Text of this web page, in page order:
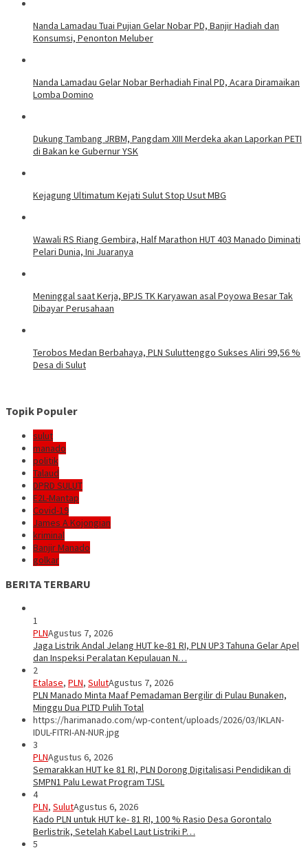
Nanda Lamadau Tuai Pujian Gelar Nobar PD, Banjir Hadiah dan
Konsumsi, Penonton Meluber
Nanda Lamadau Gelar Nobar Berhadiah Final PD, Acara Diramaikan
Lomba Domino
Dukung Tambang JRBM, Pangdam XIII Merdeka akan Laporkan PETI
di Bakan ke Gubernur YSK
Kejagung Ultimatum Kejati Sulut Stop Usut MBG
Wawali RS Riang Gembira, Half Marathon HUT 403 Manado Diminati
Pelari Dunia, Ini Juaranya
Meninggal saat Kerja, BPJS TK Karyawan asal Poyowa Besar Tak
Dibayar Perusahaan
Terobos Medan Berbahaya, PLN Suluttenggo Sukses Aliri 99,56 %
Desa di Sulut
Topik Populer
sulut
manado
politik
Talaud
DPRD SULUT
E2L-Mantap
Covid-19
James A Kojongian
kriminal
Banjir Manado
golkar
BERITA TERBARU
1
PLNAgustus 7, 2026
Jaga Listrik Andal Jelang HUT ke-81 RI, PLN UP3 Tahuna Gelar Apel
dan Inspeksi Peralatan Kepulauan N…
2
Etalase, PLN, SulutAgustus 7, 2026
PLN Manado Minta Maaf Pemadaman Bergilir di Pulau Bunaken,
Minggu Dua PLTD Pulih Total
https://harimanado.com/wp-content/uploads/2026/03/IKLAN-
IDUL-FITRI-AN-NUR.jpg
3
PLNAgustus 6, 2026
Semarakkan HUT ke 81 RI, PLN Dorong Digitalisasi Pendidikan di
SMPN1 Palu Lewat Program TJSL
4
PLN, SulutAgustus 6, 2026
Kado PLN untuk HUT ke- 81 RI, 100 % Rasio Desa Gorontalo
Berlistrik, Setelah Kabel Laut Listriki P…
5